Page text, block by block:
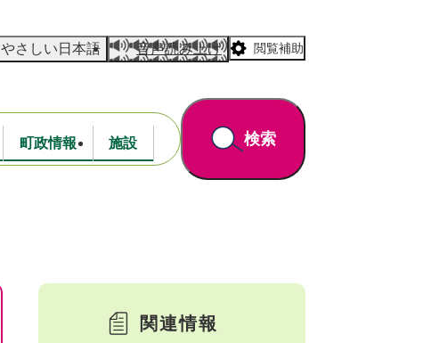
やさしい日本語 音声読み上げ 閲覧補助
町政情報 施設 検索
関連情報